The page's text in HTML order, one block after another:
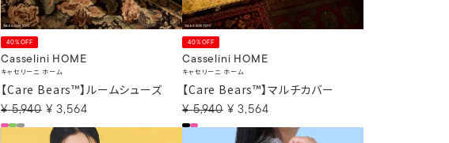
40%OFF
Casselini HOME
キャセリーニ ホーム
【Care Bears™】ルームシューズ
¥ 5,940 ¥ 3,564
40%OFF
Casselini HOME
キャセリーニ ホーム
【Care Bears™】マルチカバー
¥ 5,940 ¥ 3,564